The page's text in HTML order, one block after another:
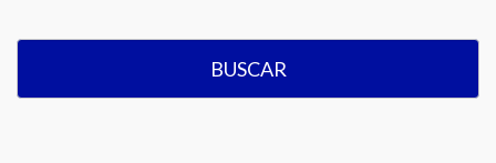
BUSCAR